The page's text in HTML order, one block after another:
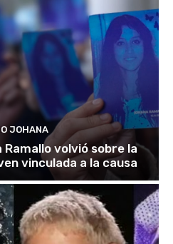
JOHANA
Ramallo volvió sobre la
vinculada a la causa